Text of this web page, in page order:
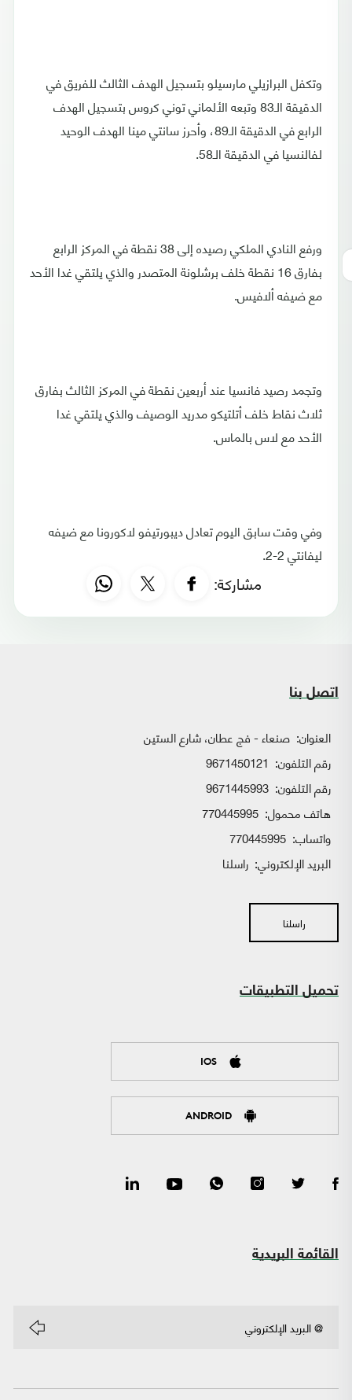
وتكفل البرازيلي مارسيلو بتسجيل الهدف الثالث للفريق في
الدقيقة الـ83 وتبعه الألماني توني كروس بتسجيل الهدف
الرابع في الدقيقة الـ89، وأحرز سانتي مينا الهدف الوحيد
لفالنسيا في الدقيقة الـ58.
ورفع النادي الملكي رصيده إلى 38 نقطة في المركز الرابع
بفارق 16 نقطة خلف برشلونة المتصدر والذي يلتقي غدا الأحد
مع ضيفه ألافيس.
وتجمد رصيد فانسيا عند أربعين نقطة في المركز الثالث بفارق
ثلاث نقاط خلف أتلتيكو مدريد الوصيف والذي يلتقي غدا
الأحد مع لاس بالماس.
وفي وقت سابق اليوم تعادل ديبورتيفو لاكورونا مع ضيفه
ليفانتي 2-2.
مشاركة:
اتصل بنا
العنوان: صنعاء - فج عطان، شارع الستين
رقم التلفون: 9671450121
رقم التلفون: 9671445993
هاتف محمول: 770445995
واتساب:
البريد الإلكتروني: راسلنا
راسلنا
تحميل التطبيقات
IOS
ANDROID
القائمة البريدية